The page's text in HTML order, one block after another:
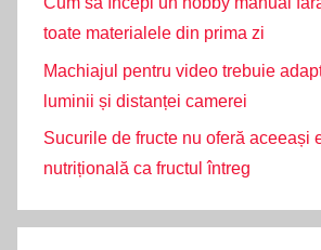
toate materialele din prima zi
Machiajul pentru video trebuie
luminii și distanței camerei
Sucurile de fructe nu oferă aceeași
nutrițională ca fructul întreg